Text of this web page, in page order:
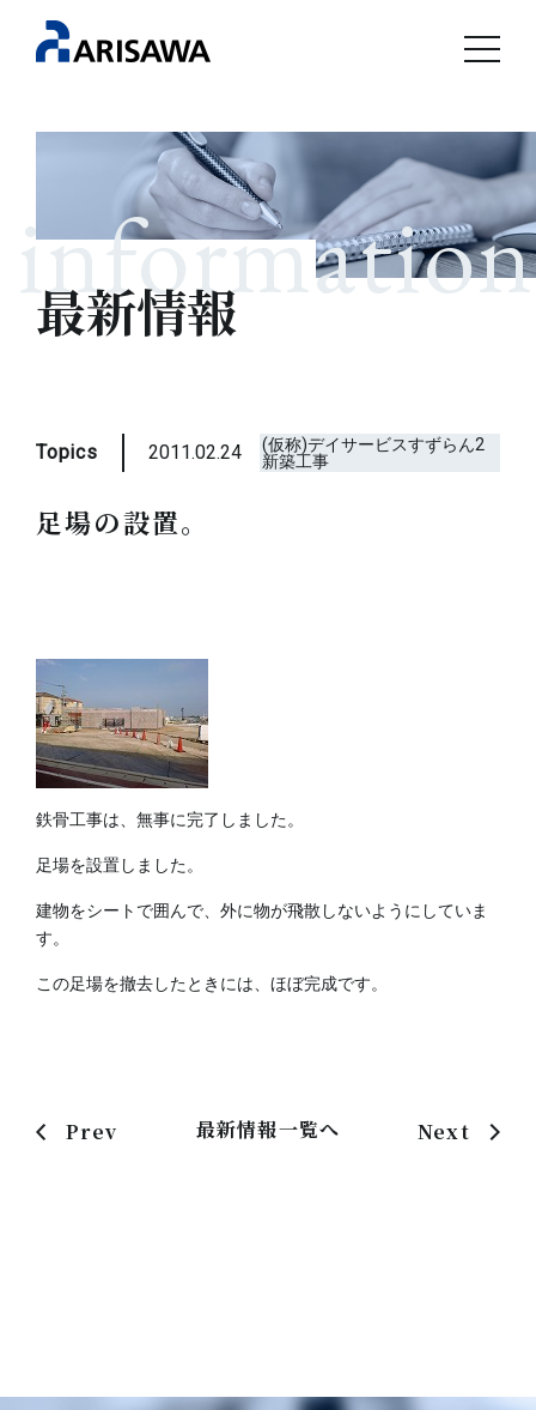
information
最新情報
Topics 2011.02.24
(仮称)デイサービスすずらん2
新築工事
足場の設置。
鉄骨工事は、無事に完了しました。
足場を設置しました。
建物をシートで囲んで、外に物が飛散しないようにしていま
す。
この足場を撤去したときには、ほぼ完成です。
Next
最新情報一覧へ
Prev